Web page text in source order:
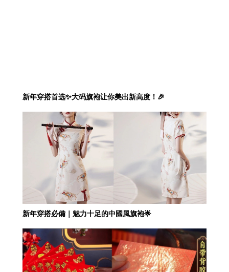
新年穿搭首选✨大码旗袍让你美出新高度！🎉
新年穿搭必備｜魅力十足的中國風旗袍🌟